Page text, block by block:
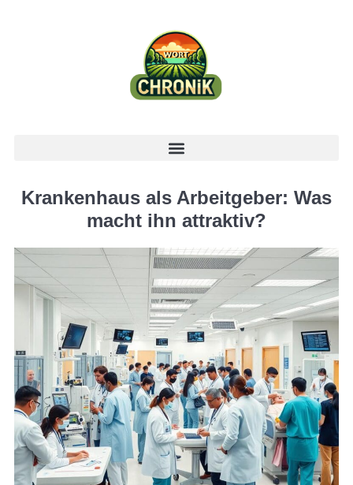
Krankenhaus als Arbeitgeber: Was
macht ihn attraktiv?